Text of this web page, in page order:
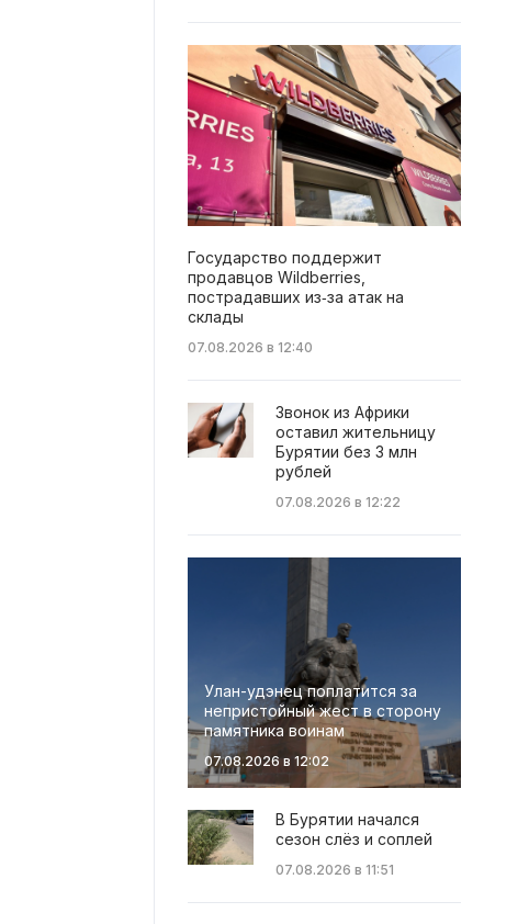
Государство поддержит
продавцов Wildberries,
пострадавших из‑за атак на
склады
07.08.2026 в 12:40
Звонок из Африки
оставил жительницу
Бурятии без 3 млн
рублей
07.08.2026 в 12:22
Улан-удэнец поплатится за
непристойный жест в сторону
памятника воинам
07.08.2026 в 12:02
В Бурятии начался
сезон слёз и соплей
07.08.2026 в 11:51